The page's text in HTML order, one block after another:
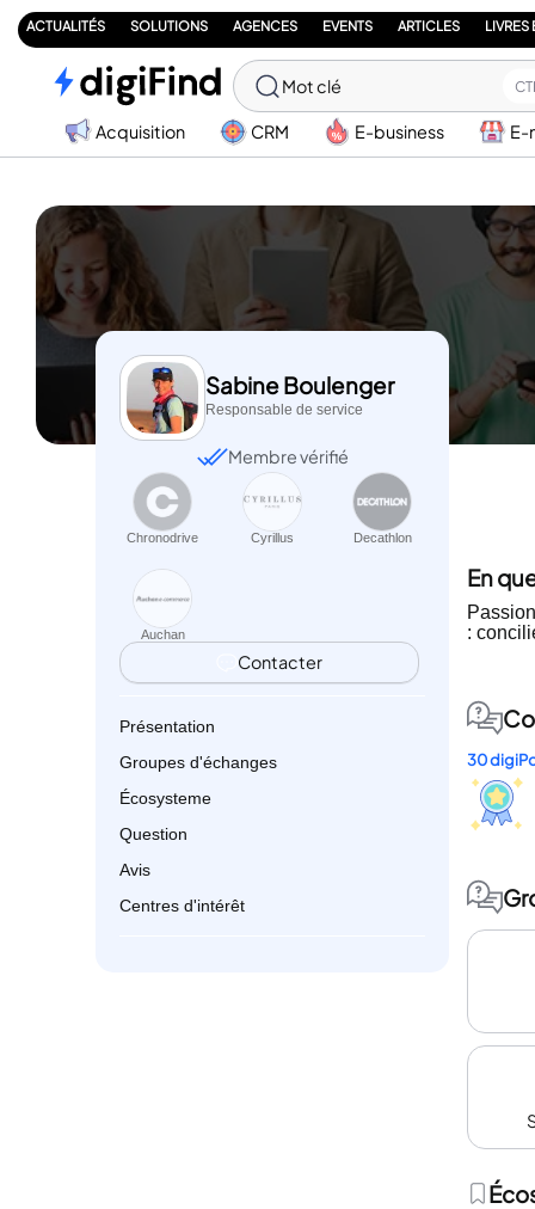
ACTUALITÉS SOLUTIONS AGENCES EVENTS ARTICLES LIVRES
Mot clé
Acquisition CRM E-business E-
Sabine Boulenger
Responsable de service
Membre vérifié
Chronodrive Cyrillus Decathlon
Auchan
Contacter
Présentation
Groupes d'échanges
Écosysteme
Question
Avis
Centres d'intérêt
En
:
30